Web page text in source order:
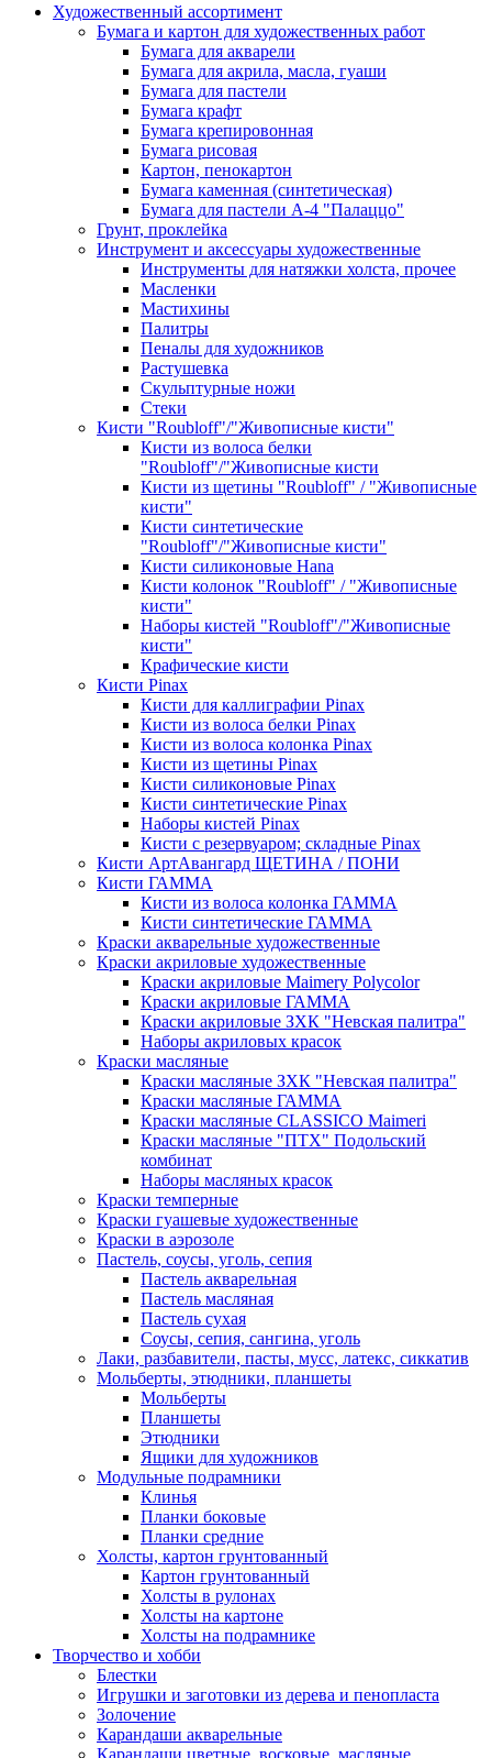
Художественный ассортимент
Бумага и картон для художественных работ
Бумага для акварели
Бумага для акрила, масла, гуаши
Бумага для пастели
Бумага крафт
Бумага крепировонная
Бумага рисовая
Картон, пенокартон
Бумага каменная (синтетическая)
Бумага для пастели А-4 "Палаццо"
Грунт, проклейка
Инструмент и аксессуары художественные
Инструменты для натяжки холста, прочее
Масленки
Мастихины
Палитры
Пеналы для художников
Растушевка
Скульптурные ножи
Стеки
Кисти "Roubloff"/"Живописные кисти"
Кисти из волоса белки
"Roubloff"/"Живописные кисти
Кисти из щетины "Roubloff" / "Живописные
кисти"
Кисти синтетические
"Roubloff"/"Живописные кисти"
Кисти силиконовые Hana
Кисти колонок "Roubloff" / "Живописные
кисти"
Наборы кистей "Roubloff"/"Живописные
кисти"
Крафические кисти
Кисти Pinax
Кисти для каллиграфии Pinax
Кисти из волоса белки Pinax
Кисти из волоса колонка Pinax
Кисти из щетины Pinax
Кисти силиконовые Pinax
Кисти синтетические Pinax
Наборы кистей Pinax
Кисти с резервуаром; складные Pinax
Кисти АртАвангард ЩЕТИНА / ПОНИ
Кисти ГАММА
Кисти из волоса колонка ГАММА
Кисти синтетические ГАММА
Краски акварельные художественные
Краски акриловые художественные
Краски акриловые Maimery Polycolor
Краски акриловые ГАММА
Краски акриловые ЗХК "Невская палитра"
Наборы акриловых красок
Краски масляные
Краски масляные ЗХК "Невская палитра"
Краски масляные ГАММА
Краски масляные CLASSICO Maimeri
Краски масляные "ПТХ" Подольский
комбинат
Наборы масляных красок
Краски темперные
Краски гуашевые художественные
Краски в аэрозоле
Пастель, соусы, уголь, сепия
Пастель акварельная
Пастель масляная
Пастель сухая
Соусы, сепия, сангина, уголь
Лаки, разбавители, пасты, мусс, латекс, сиккатив
Мольберты, этюдники, планшеты
Мольберты
Планшеты
Этюдники
Ящики для художников
Модульные подрамники
Клинья
Планки боковые
Планки средние
Холсты, картон грунтованный
Картон грунтованный
Холсты в рулонах
Холсты на картоне
Холсты на подрамнике
Творчество и хобби
Блестки
Игрушки и заготовки из дерева и пенопласта
Золочение
Карандаши акварельные
Карандаши цветные, восковые, масляные,